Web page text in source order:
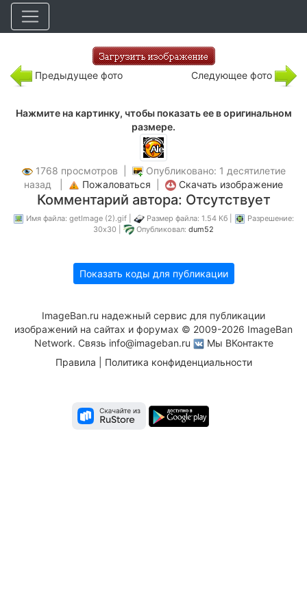
Предыдущее фото Следующее фото
Нажмите на картинку, чтобы показать ее в оригинальном
размере.
1768 просмотров |
Опубликовано: 1 десятилетие
назад |
Пожаловаться Скачать изображение
Комментарий автора: Отсутствует
Имя файла: getImage (2).gif | Размер файла: 1.54 Кб |
Разрешение:
30x30 |
Опубликовал: dum52
Показать коды для публикации
ImageBan.ru надежный сервис для публикации
изображений на сайтах и форумах © 2009-2026 ImageBan
Network. Связь info@imageban.ru
Мы ВКонтакте
Правила
Политика конфиденциальности